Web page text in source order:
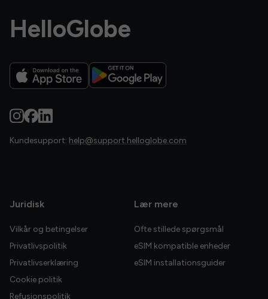
HelloGlobe
Kundesupport: help@support.helloglobe.com
Juridisk
Vilkår og betingelser
Privatlivspolitik
Privatlivserklæring
Cookie politik
Refusionspolitik
Lær mere
Ofte stillede spørgsmål
eSIM kompatible enheder
eSIM installationsguider